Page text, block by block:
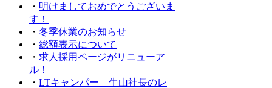
・ 明けましておめでとうございま
す！
・ 冬季休業のお知らせ
・ 総額表示について
・ 求人採用ページがリニューア
ル！
・ LTキャンパー 牛山社長のレ